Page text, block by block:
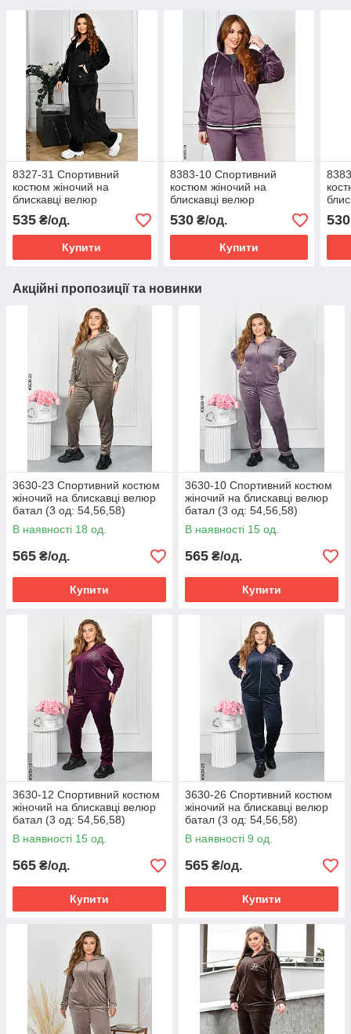
8327-31 Спортивний
костюм жіночий на
блискавці велюр
напівбатал (4 од:
48,50,52,54)
535 ₴/од.
Купити
8383-10 Спортивний
костюм жіночий на
блискавці велюр
напівбатал (4 од:
48,50,52,54)
530₴/од.
Купити
530
Акційні пропозиції та новинки
3630-23 Спортивний костюм
жіночий на блискавці велюр
батал (3 од: 54,56,58)
В наявності 18 од.
565 ₴/од.
Купити
3630-10 Спортивний костюм
жіночий на блискавці велюр
батал (3 од: 54,56,58)
В наявності 15 од.
565 ₴/од.
Купити
3630-12 Спортивний костюм
жіночий на блискавці велюр
батал (3 од: 54,56,58)
В наявності 15 од.
565 ₴/од.
Купити
3630-26 Спортивний костюм
жіночий на блискавці велюр
батал (3 од: 54,56,58)
В наявності 9 од.
565 ₴/од.
Купити